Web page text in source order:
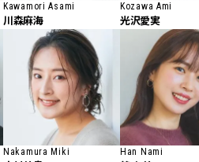
Kawamori Asami
川森麻海
Kozawa Ami
光沢愛実
Nakamura Miki Han Nami